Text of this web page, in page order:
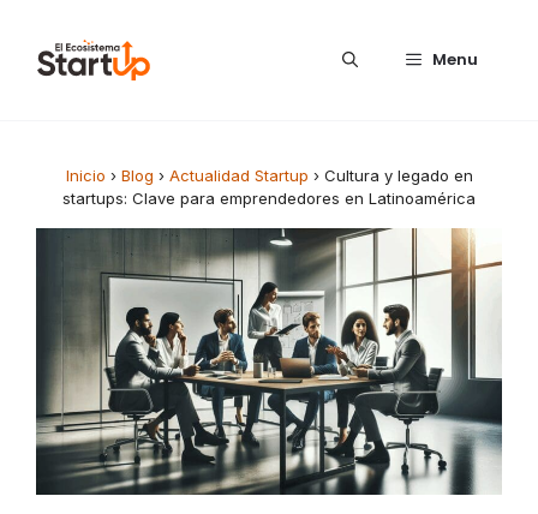
Menu
Inicio › Blog › Actualidad Startup › Cultura y legado en
startups: Clave para emprendedores en Latinoamérica